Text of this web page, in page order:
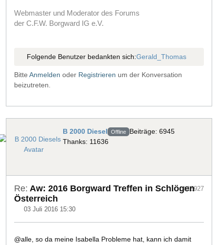
Webmaster und Moderator des Forums
der C.F.W. Borgward IG e.V.
Folgende Benutzer bedankten sich:Gerald_Thomas
Bitte Anmelden oder Registrieren um der Konversation
beizutreten.
B 2000 Diesel Offline Beiträge: 6945
Thanks: 11636
Re: Aw: 2016 Borgward Treffen in Schlögen
Österreich
03 Juli 2016 15:30
#18927
@alle, so da meine Isabella Probleme hat, kann ich damit